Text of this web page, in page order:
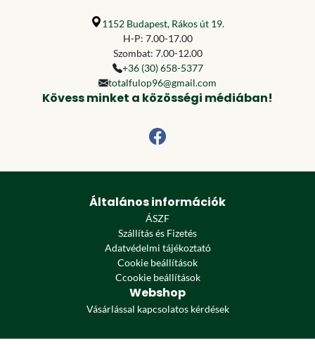
1152 Budapest, Rákos út 19.
H-P: 7.00-17.00
Szombat: 7.00-12.00
+36 (30) 658-5377
totalfulop96@gmail.com
Kövess minket a közösségi médiában!
Általános információk
ÁSZF
Szállítás és Fizetés
Adatvédelmi tájékoztató
Cookie beállítások
Ccookie beállítások
Webshop
Vásárlással kapcsolatos kérdések